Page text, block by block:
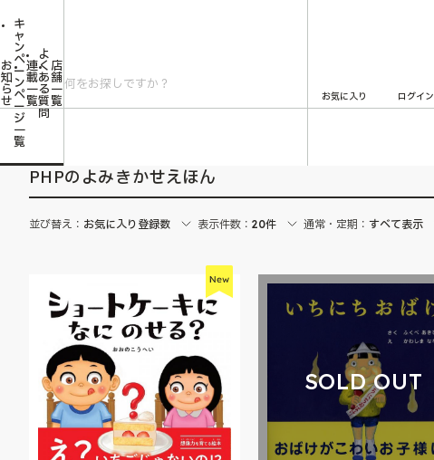
お
知
ら
せ
キ
ャ
ン
ペ
ー
ン
ペ
ー
ジ
一
覧
連
載
一
覧
よ
く
あ
る
質
問
店
舗
一
覧
お気に入り ログイン
PHPのよみきかせえほん
PHPのよみきかせえほん
並び替え： お気に入り登録数 表示件数： 20件 通常・定期： すべて表示
SOLD OUT